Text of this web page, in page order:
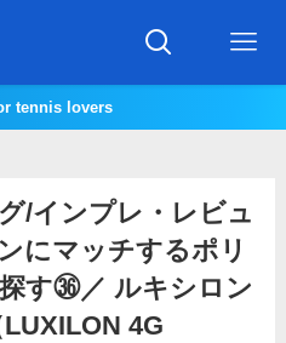
tennis lovers
/インプレ・レビュ
にマッチするポリ
す㊱／ ルキシロン
4G